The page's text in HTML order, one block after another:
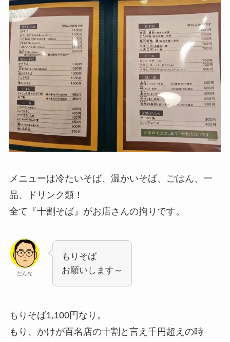
メニューは冷たいそば、温かいそば、ごはん、一
品、ドリンク類！
全て『十割そば』がお店さんの拘りです。
だんな
もりそば
お願いします～
もりそば1,100円なり。
もり、かけが百名店の十割と言え千円超えの時